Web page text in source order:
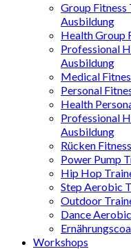
Group Fitness
Ausbildung
Health Group
Professional
Ausbildung
Medical
Personal
Health
Professional
Ausbildung
Rücken
Power Pump
Hip Hop
Step Aerobic
Outdoor
Dance
Workshops